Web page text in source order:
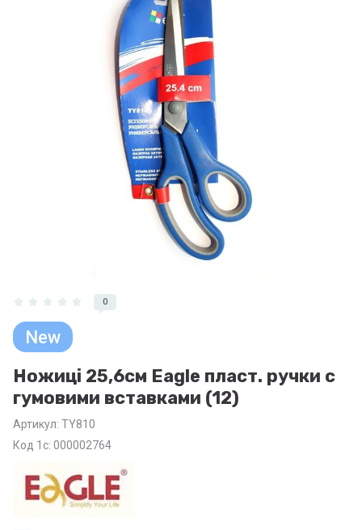
0
New
Ножиці 25,6см Eagle пласт. ручки с
гумовими вставками (12)
Артикул: TY810
Код 1с: 000002764